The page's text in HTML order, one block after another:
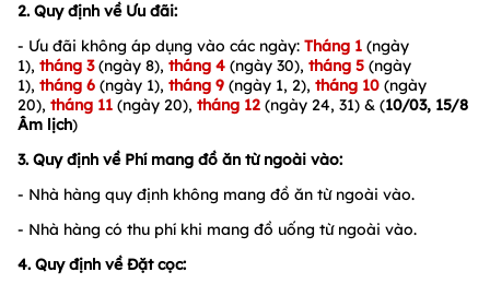
2. Quy định về Ưu đãi:
- Ưu đãi không áp dụng vào các ngày: Tháng 1 (ngày
1), tháng 3 (ngày 8), tháng 4 (ngày 30), tháng 5 (ngày
1), tháng 6 (ngày 1), tháng 9 (ngày 1, 2), tháng 10 (ngày
20), tháng 11 (ngày 20), tháng 12 (ngày 24, 31) & (10/03, 15/8
Âm lịch)
3. Quy định về Phí mang đồ ăn từ ngoài vào:
- Nhà hàng quy định không mang đồ ăn từ ngoài vào.
- Nhà hàng có thu phí khi mang đồ uống từ ngoài vào.
4. Quy định về Đặt cọc: